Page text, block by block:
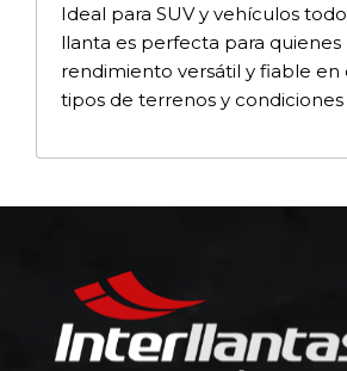
Ideal para SUV y vehículos
llanta es perfecta para quienes
rendimiento versátil y fiable en
tipos de terrenos y condiciones